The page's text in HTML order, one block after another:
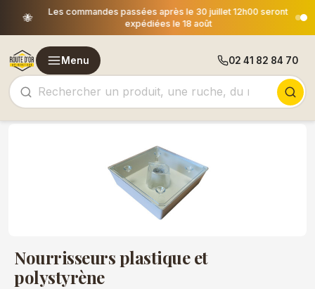
Les commandes passées après le 30 juillet 12h00 seront
expédiées le 18 août
Menu 02 41 82 84 70
Nourrisseurs plastique et
polystyrène